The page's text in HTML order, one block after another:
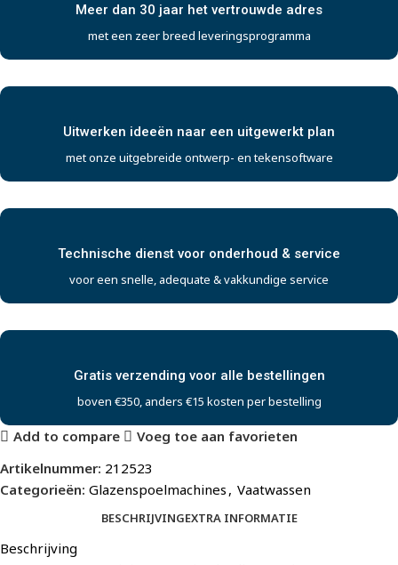
Meer dan 30 jaar het vertrouwde adres
met een zeer breed leveringsprogramma
Uitwerken ideeën naar een uitgewerkt plan
met onze uitgebreide ontwerp- en tekensoftware
Technische dienst voor onderhoud & service
voor een snelle, adequate & vakkundige service
Gratis verzending voor alle bestellingen
boven €350, anders €15 kosten per bestelling
Add to compare
Voeg toe aan favorieten
Artikelnummer: 212523
Categorieën: Glazenspoelmachines , Vaatwassen
BESCHRIJVINGEXTRA INFORMATIE
Beschrijving